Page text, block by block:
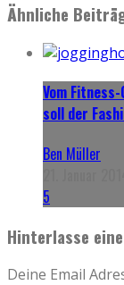
Ähnliche
Vom
soll der
Ben Müller
5
Hinterlasse
Deine Email